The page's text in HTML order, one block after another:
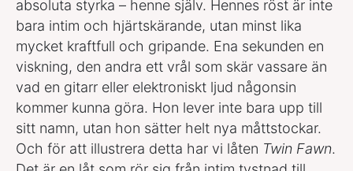
absoluta styrka – henne själv. Hennes röst är inte
bara intim och hjärtskärande, utan minst lika
mycket kraftfull och gripande. Ena sekunden en
viskning, den andra ett vrål som skär vassare än
vad en gitarr eller elektroniskt ljud någonsin
kommer kunna göra. Hon lever inte bara upp till
sitt namn, utan hon sätter helt nya måttstockar.
Och för att illustrera detta har vi låten Twin Fawn.